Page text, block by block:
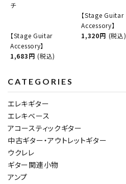
チ
【Stage Guitar
Accessory】
1,683円 (税込)
【Stage Guitar
Accessory】
1,320円 (税込)
CATEGORIES
エレキギター
エレキベース
アコースティックギター
中古ギター・アウトレットギター
ウクレレ
ギター関連小物
アンプ